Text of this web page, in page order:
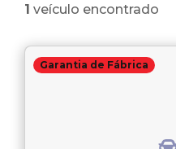
1 veículo encontrado
Garantia de Fábrica